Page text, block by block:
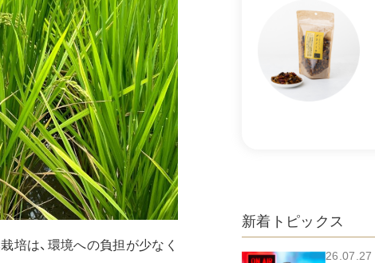
培は、環境への負担が少なく
新着トピックス
26.07.27